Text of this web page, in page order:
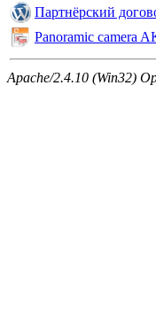
Партнёрский
Panoramic camera
Apache/2.4.10 (Win32)